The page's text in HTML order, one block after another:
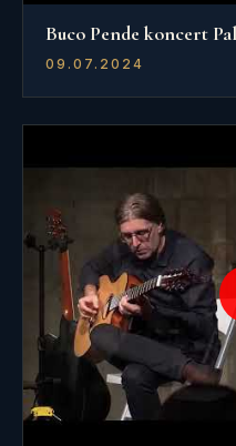
Buco Pende koncert
09.07.2024